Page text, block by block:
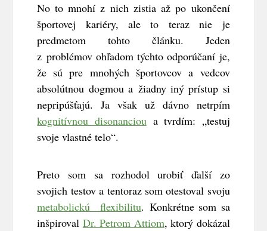
No to mnohí z nich zistia až po ukončení
športovej kariéry, ale to teraz nie je
predmetom tohto článku. Jeden
z problémov ohľadom týchto odporúčaní je,
že sú pre mnohých športovcov a vedcov
absolútnou dogmou a žiadny iný prístup si
nepripúšťajú. Ja však už dávno netrpím
kognitívnou disonancioua tvrdím: „testuj
svoje vlastné telo“.
Preto som sa rozhodol urobiť ďalší zo
svojich testov a tentoraz som otestoval svoju
metabolickú flexibilitu. Konkrétne som sa
inšpiroval Dr. Petrom Attiom, ktorý dokázal